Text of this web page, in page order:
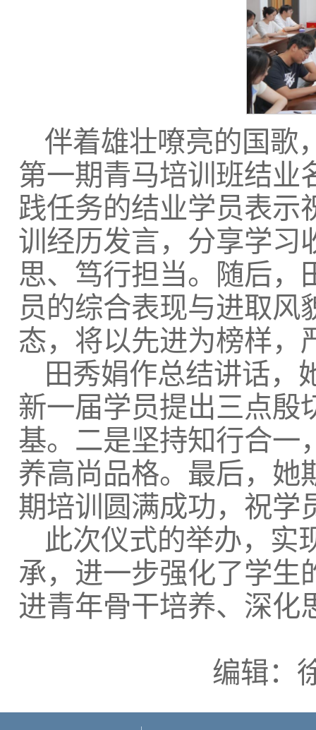
伴着雄壮嘹亮的国歌
第一期青马培训班结业
践任务的结业学员表示
训经历发言，分享学习
思、笃行担当。随后，
员的综合表现与进取风
态，将以先进为榜样，
田秀娟作总结讲话，
新一届学员提出三点殷
基。二是坚持知行合一
养高尚品格。最后，她
期培训圆满成功，祝学
此次仪式的举办，实
承，进一步强化了学生
进青年骨干培养、深化
编辑：